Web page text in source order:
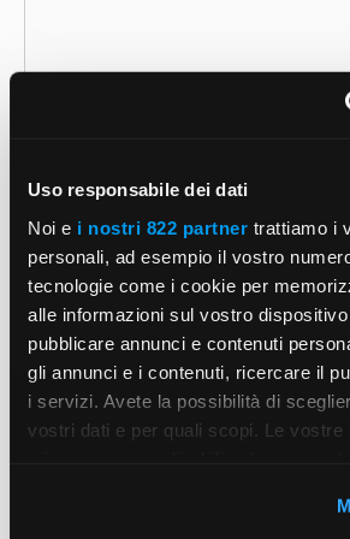
Uso responsabile dei dati
Noi e i nostri 822 partner trattiamo i
personali, ad esempio il vostro
tecnologie come i cookie per
alle informazioni sul vostro
pubblicare annunci e contenuti
gli annunci e i contenuti, ricercare il
i servizi. Avete la possibilità di
vostri dati e per quali scopi. Le vostre
modificare o revocare il proprio
Nome
Email
Sito
web
browser per la prossima volta